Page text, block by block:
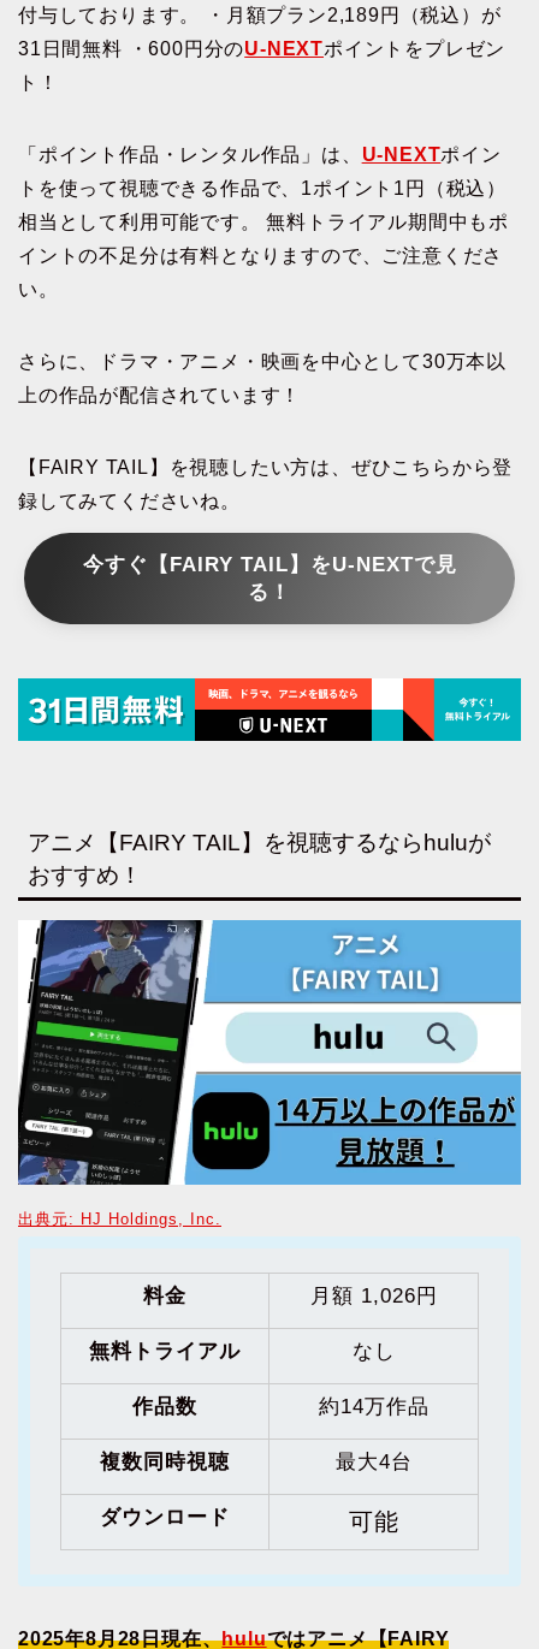
付与しております。 ・月額プラン2,189円（税込）が
31日間無料 ・600円分のU-NEXTポイントをプレゼン
ト！
「ポイント作品・レンタル作品」は、 U-NEXTポイン
トを使って視聴できる作品で、1ポイント1円（税込）
相当として利用可能です。 無料トライアル期間中もポ
イントの不足分は有料となりますので、ご注意くださ
い。
さらに、ドラマ・アニメ・映画を中心として30万本以
上の作品が配信されています！
【FAIRY TAIL】を視聴したい方は、ぜひこちらから登
録してみてくださいね。
今すぐ【FAIRY TAIL】をU-NEXTで見
る！
アニメ【FAIRY TAIL】を視聴するならhuluが
おすすめ！
出典元: HJ Holdings, Inc.
料金 月額 1,026円
無料トライアル なし
作品数 約14万作品
複数同時視聴 最大4台
ダウンロード 可能
2025年8月28日現在、huluではアニメ【FAIRY